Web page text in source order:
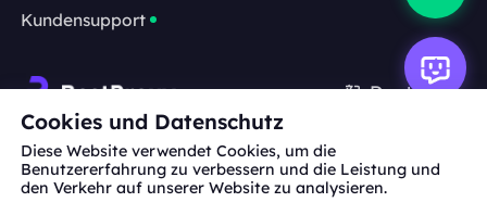
Kundensupport
Deutsch
Zusammenarbeit:michael.wang@bestproxy.com
Cookies und Datenschutz
Diese Website verwendet Cookies, um die
Benutzererfahrung zu verbessern und die Leistung und
den Verkehr auf unserer Website zu analysieren.